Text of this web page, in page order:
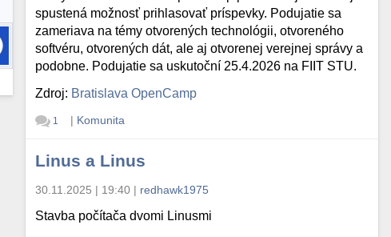
spustená možnosť prihlasovať príspevky. Podujatie sa
zameriava na témy otvorených technológii, otvoreného
softvéru, otvorených dát, ale aj otvorenej verejnej správy a
podobne. Podujatie sa uskutoční 25.4.2026 na FIIT STU.
Zdroj: Bratislava OpenCamp
1 | Komunita
Linus a Linus
30.11.2025 | 19:40 | redhawk1975
Stavba počítača dvomi Linusmi